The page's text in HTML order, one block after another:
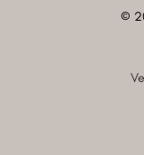
©